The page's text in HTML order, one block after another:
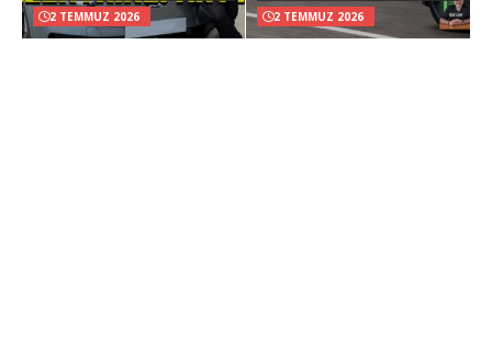
2 TEMMUZ 2026 2 TEMMUZ 2026